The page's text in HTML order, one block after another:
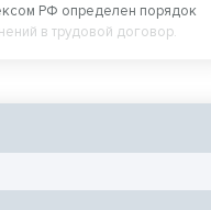
РФ определен порядок
в трудовой договор.